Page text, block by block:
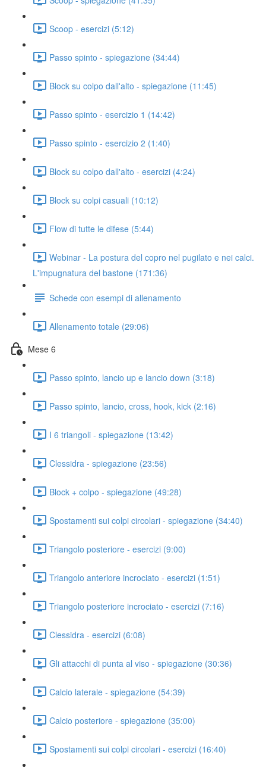
Scoop - esercizi (5:12)
Passo spinto - spiegazione (34:44)
Block su colpo dall'alto - spiegazione (11:45)
Passo spinto - esercizio 1 (14:42)
Passo spinto - esercizio 2 (1:40)
Block su colpo dall'alto - esercizi (4:24)
Block su colpi casuali (10:12)
Flow di tutte le difese (5:44)
Webinar - La postura del copro nel pugilato e nei calci.
L'impugnatura del bastone (171:36)
Schede con esempi di allenamento
Allenamento totale (29:06)
Mese 6
Passo spinto, lancio up e lancio down (3:18)
Passo spinto, lancio, cross, hook, kick (2:16)
I 6 triangoli - spiegazione (13:42)
Clessidra - spiegazione (23:56)
Block + colpo - spiegazione (49:28)
Spostamenti sui colpi circolari - spiegazione (34:40)
Triangolo posteriore - esercizi (9:00)
Triangolo anteriore incrociato - esercizi (1:51)
Triangolo posteriore incrociato - esercizi (7:16)
Clessidra - esercizi (6:08)
Gli attacchi di punta al viso - spiegazione (30:36)
Calcio laterale - spiegazione (54:39)
Calcio posteriore - spiegazione (35:00)
Spostamenti sui colpi circolari - esercizi (16:40)